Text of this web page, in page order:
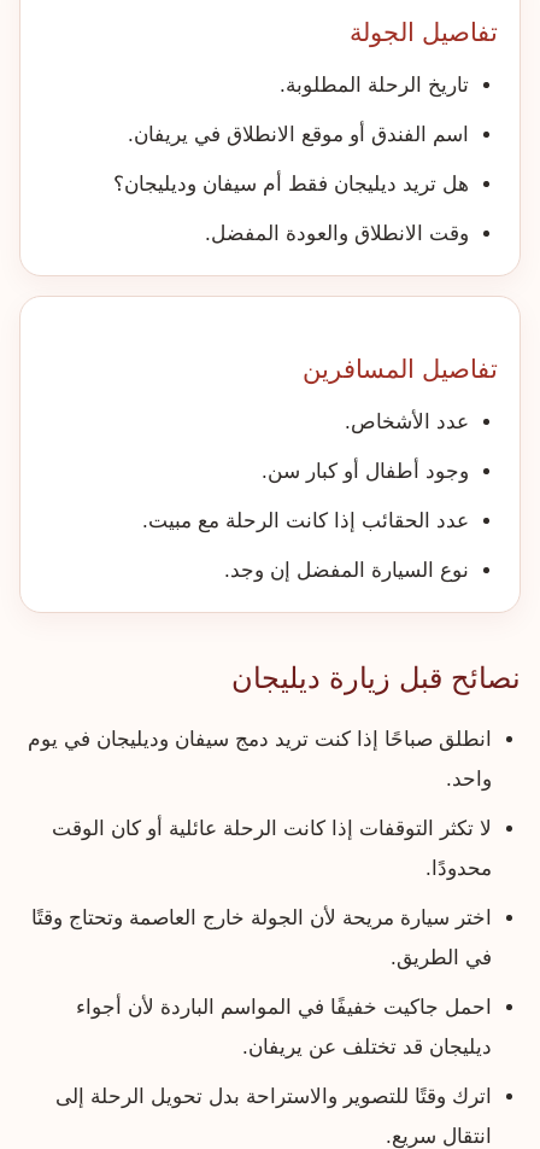
تفاصيل الجولة
تاريخ الرحلة المطلوبة.
اسم الفندق أو موقع الانطلاق في يريفان.
هل تريد ديليجان فقط أم سيفان وديليجان؟
وقت الانطلاق والعودة المفضل.
تفاصيل المسافرين
عدد الأشخاص.
وجود أطفال أو كبار سن.
عدد الحقائب إذا كانت الرحلة مع مبيت.
نوع السيارة المفضل إن وجد.
نصائح قبل زيارة ديليجان
انطلق صباحًا إذا كنت تريد دمج سيفان وديليجان في يوم
واحد.
لا تكثر التوقفات إذا كانت الرحلة عائلية أو كان الوقت
محدودًا.
اختر سيارة مريحة لأن الجولة خارج العاصمة وتحتاج وقتًا
في الطريق.
احمل جاكيت خفيفًا في المواسم الباردة لأن أجواء
ديليجان قد تختلف عن يريفان.
اترك وقتًا للتصوير والاستراحة بدل تحويل الرحلة إلى
انتقال سريع.